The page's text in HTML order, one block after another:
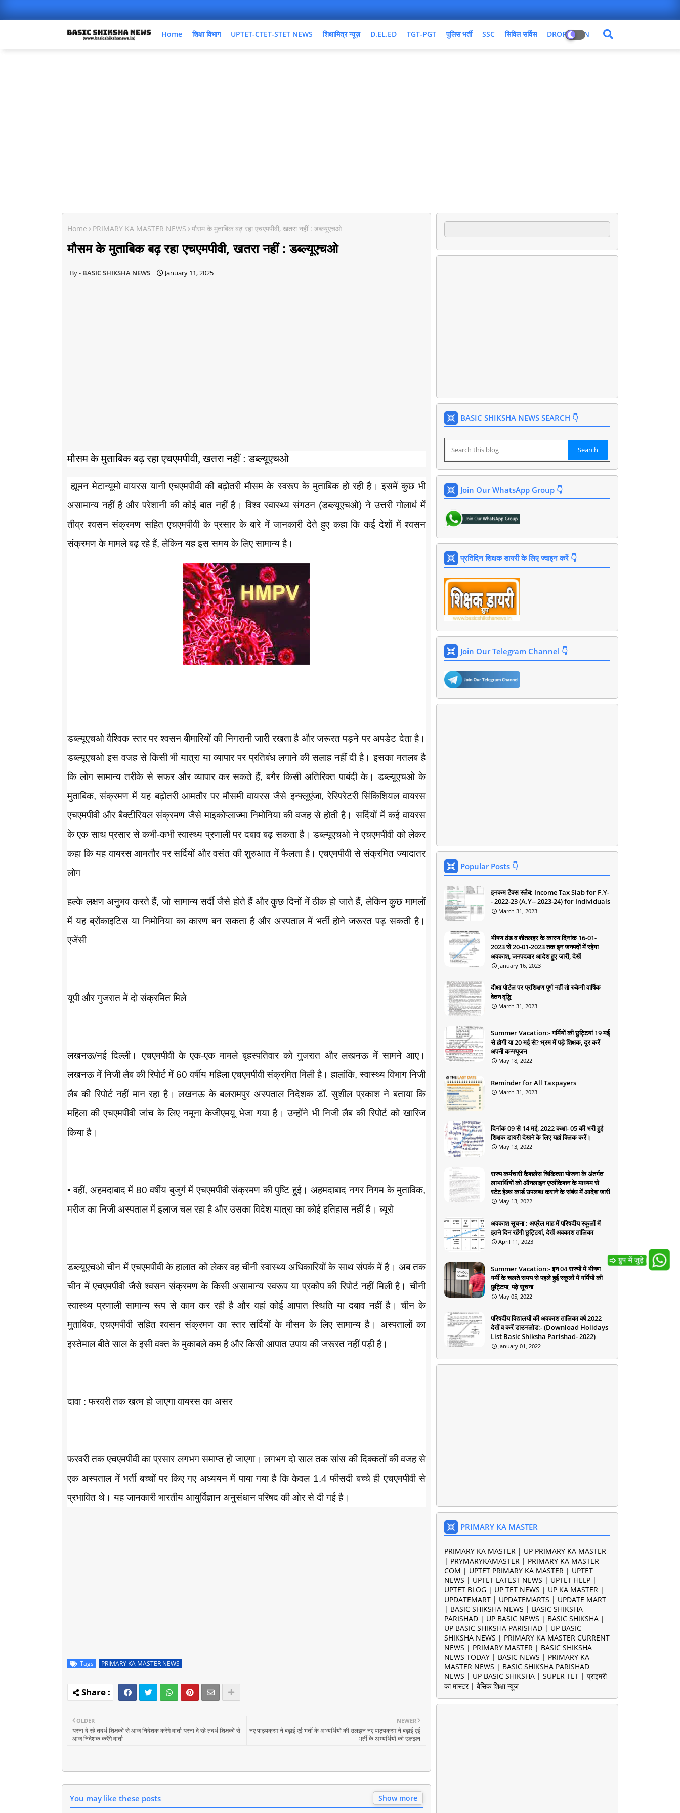
Home शिक्षा विभाग UPTET-CTET-STET NEWS शिक्षामित्र न्यूज़ D.EL.ED TGT-PGT पुलिस भर्ती SSC सिविल सर्विस DROPDOWN
Home PRIMARY KA MASTER NEWS मौसम के मुताबिक बढ़ रहा एचएमपीवी, खतरा नहीं : डब्ल्यूएचओ
मौसम के मुताबिक बढ़ रहा एचएमपीवी, खतरा नहीं : डब्ल्यूएचओ
BASIC SHIKSHA NEWS January 11, 2025
मौसम के मुताबिक बढ़ रहा एचएमपीवी, खतरा नहीं : डब्ल्यूएचओ
ह्यूमन मेटान्यूमो वायरस यानी एचएमपीवी की बढ़ोतरी मौसम के स्वरूप के मुताबिक हो रही है। इसमें कुछ भी
असामान्य नहीं है और परेशानी की कोई बात नहीं है। विश्व स्वास्थ्य संगठन (डब्ल्यूएचओ) ने उत्तरी गोलार्ध में
तीव्र श्वसन संक्रमण सहित एचएमपीवी के प्रसार के बारे में जानकारी देते हुए कहा कि कई देशों में श्वसन
संक्रमण के मामले बढ़ रहे हैं, लेकिन यह इस समय के लिए सामान्य है।
डब्ल्यूएचओ वैश्विक स्तर पर श्वसन बीमारियों की निगरानी जारी रखता है और जरूरत पड़ने पर अपडेट देता है।
डब्ल्यूएचओ इस वजह से किसी भी यात्रा या व्यापार पर प्रतिबंध लगाने की सलाह नहीं दी है। इसका मतलब है
कि लोग सामान्य तरीके से सफर और व्यापार कर सकते हैं, बगैर किसी अतिरिक्त पाबंदी के। डब्ल्यूएचओ के
मुताबिक, संक्रमण में यह बढ़ोतरी आमतौर पर मौसमी वायरस जैसे इन्फ्लूएंजा, रेस्पिरेटरी सिंकिशियल वायरस
एचएमपीवी और बैक्टीरियल संक्रमण जैसे माइकोप्लाज्मा निमोनिया की वजह से होती है। सर्दियों में कई वायरस
के एक साथ प्रसार से कभी-कभी स्वास्थ्य प्रणाली पर दबाव बढ़ सकता है। डब्ल्यूएचओ ने एचएमपीवी को लेकर
कहा कि यह वायरस आमतौर पर सर्दियों और वसंत की शुरुआत में फैलता है। एचएमपीवी से संक्रमित ज्यादातर
लोग
हल्के लक्षण अनुभव करते हैं, जो सामान्य सर्दी जैसे होते हैं और कुछ दिनों में ठीक हो जाते हैं, लेकिन कुछ मामलों
में यह ब्रोंकाइटिस या निमोनिया का कारण बन सकता है और अस्पताल में भर्ती होने जरूरत पड़ सकती है।
एजेंसी
यूपी और गुजरात में दो संक्रमित मिले
लखनऊ/नई दिल्ली। एचएमपीवी के एक-एक मामले बृहस्पतिवार को गुजरात और लखनऊ में सामने आए।
लखनऊ में निजी लैब की रिपोर्ट में 60 वर्षीय महिला एचएमपीवी संक्रमित मिली है। हालांकि, स्वास्थ्य विभाग निजी
लैब की रिपोर्ट नहीं मान रहा है। लखनऊ के बलरामपुर अस्पताल निदेशक डॉ. सुशील प्रकाश ने बताया कि
महिला की एचएमपीवी जांच के लिए नमूना केजीएमयू भेजा गया है। उन्होंने भी निजी लैब की रिपोर्ट को खारिज
किया है।
• वहीं, अहमदाबाद में 80 वर्षीय बुजुर्ग में एचएमपीवी संक्रमण की पुष्टि हुई। अहमदाबाद नगर निगम के मुताविक,
मरीज का निजी अस्पताल में इलाज चल रहा है और उसका विदेश यात्रा का कोई इतिहास नहीं है। ब्यूरो
डब्ल्यूएचओ चीन में एचएमपीवी के हालात को लेकर वह चीनी स्वास्थ्य अधिकारियों के साथ संपर्क में है। अब तक
चीन में एचएमपीवी जैसे श्वसन संक्रमण के किसी असामान्य स्वरूप या प्रकोप की रिपोर्ट नहीं मिली है। चीनी
स्वास्थ्य प्रणाली सामान्य रूप से काम कर रही है और वहां कोई आपात स्थिति या दबाव नहीं है। चीन के
मुताबिक, एचएमपीवी सहित श्वसन संक्रमण का स्तर सर्दियों के मौसम के लिए सामान्य है। अस्पतालों का
इस्तेमाल बीते साल के इसी वक्त के मुकाबले कम है और किसी आपात उपाय की जरूरत नहीं पड़ी है।
दावा : फरवरी तक खत्म हो जाएगा वायरस का असर
फरवरी तक एचएमपीवी का प्रसार लगभग समाप्त हो जाएगा। लगभग दो साल तक सांस की दिक्कतों की वजह से
एक अस्पताल में भर्ती बच्चों पर किए गए अध्ययन में पाया गया है कि केवल 1.4 फीसदी बच्चे ही एचएमपीवी से
प्रभावित थे। यह जानकारी भारतीय आयुर्विज्ञान अनुसंधान परिषद की ओर से दी गई है।
Tags PRIMARY KA MASTER NEWS
NEWER
नए पाठ्यक्रम ने बढ़ाई एई भर्ती के अभ्यर्थियों की उलझन नए पाठ्यक्रम ने बढ़ाई एई
भर्ती के अभ्यर्थियों की उलझन
OLDER
धरना दे रहे तदर्थ शिक्षकों से आज निदेशक करेंगे वार्ता धरना दे रहे तदर्थ शिक्षकों से
आज निदेशक करेंगे वार्ता
You may like these posts Show more
BASIC SHIKSHA NEWS SEARCH 👇
Join Our WhatsApp Group 👇
प्रतिदिन शिक्षक डायरी के लिए ज्वाइन करें 👇
Join Our Telegram Channel 👇
Popular Posts 👇
इनकम टैक्स स्लैब: Income Tax Slab for F.Y-
- 2022-23 (A.Y-- 2023-24) for Individuals
March 31, 2023
भीषण ठंड व शीतलहर के कारण दिनांक 16-01-
2023 से 20-01-2023 तक इन जनपदों में रहेगा
अवकाश, जनपदवार आदेश हुए जारी, देखें
January 16, 2023
दीक्षा पोर्टल पर प्रशिक्षण पूर्ण नहीं तो रुकेगी वार्षिक
वेतन वृद्धि
March 31, 2023
Summer Vacation:- गर्मियों की छुट्टियां 19 मई
से होगी या 20 मई से? भ्रम में पड़े शिक्षक, दूर करें
अपनी कन्फ्यूजन
May 18, 2022
Reminder for All Taxpayers
March 31, 2023
दिनांक 09 से 14 मई, 2022 कक्षा- 05 की भरी हुई
शिक्षक डायरी देखने के लिए यहां क्लिक करें।
May 13, 2022
राज्य कर्मचारी कैशलेस चिकित्सा योजना के अंतर्गत
लाभार्थियों को ऑनलाइन एप्लीकेशन के माध्यम से
स्टेट हेल्थ कार्ड उपलब्ध कराने के संबंध में आदेश जारी
May 13, 2022
अवकाश सूचना : अप्रैल माह में परिषदीय स्कूलों में
इतने दिन रहेंगी छुट्टियां, देखें अवकाश तालिका
April 11, 2023
Summer Vacation:- इन 04 राज्यों में भीषण
गर्मी के चलते समय से पहले हुई स्कूलों में गर्मियों की
छुट्टिया, पढ़े सूचना
May 05, 2022
परिषदीय विद्यालयों की अवकाश तालिका वर्ष 2022
देखें व करें डाउनलोड:- (Download Holidays
List Basic Shiksha Parishad- 2022)
January 01, 2022
PRIMARY KA MASTER
PRIMARY KA MASTER | UP PRIMARY KA MASTER
| PRYMARYKAMASTER | PRIMARY KA MASTER
COM | UPTET PRIMARY KA MASTER | UPTET
NEWS | UPTET LATEST NEWS | UPTET HELP |
UPTET BLOG | UP TET NEWS | UP KA MASTER |
UPDATEMART | UPDATEMARTS | UPDATE MART
| BASIC SHIKSHA NEWS | BASIC SHIKSHA
PARISHAD | UP BASIC NEWS | BASIC SHIKSHA |
UP BASIC SHIKSHA PARISHAD | UP BASIC
SHIKSHA NEWS | PRIMARY KA MASTER CURRENT
NEWS | PRIMARY MASTER | BASIC SHIKSHA
NEWS TODAY | BASIC NEWS | PRIMARY KA
MASTER NEWS | BASIC SHIKSHA PARISHAD
NEWS | UP BASIC SHIKSHA | SUPER TET | प्राइमरी
का मास्टर | बेसिक शिक्षा न्यूज